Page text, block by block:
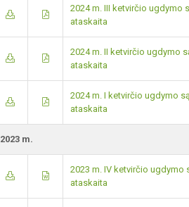
2024 m. III ketvirčio
ataskaita
2024 m. II ketvirčio ugdymo
ataskaita
2024 m. I ketvirčio ugdymo
ataskaita
2023 m.
2023 m. IV ketvirčio
ataskaita